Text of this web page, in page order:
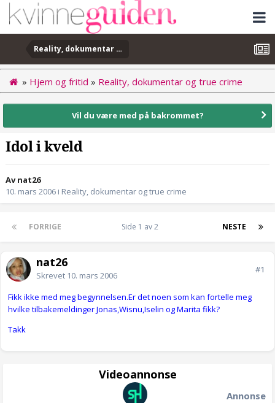
Reality, dokumentar og true crime
» Hjem og fritid » Reality, dokumentar og true crime
Vil du være med på bakrommet?
Idol i kveld
Av nat26
10. mars 2006 i Reality, dokumentar og true crime
FORRIGE NESTE
Side 1 av 2
nat26
Skrevet 10. mars 2006
#1
Fikk ikke med meg begynnelsen.Er det noen som kan fortelle meg
hvilke tilbakemeldinger Jonas,Wisnu,Iselin og Marita fikk?
Takk
Videoannonse
Annonse